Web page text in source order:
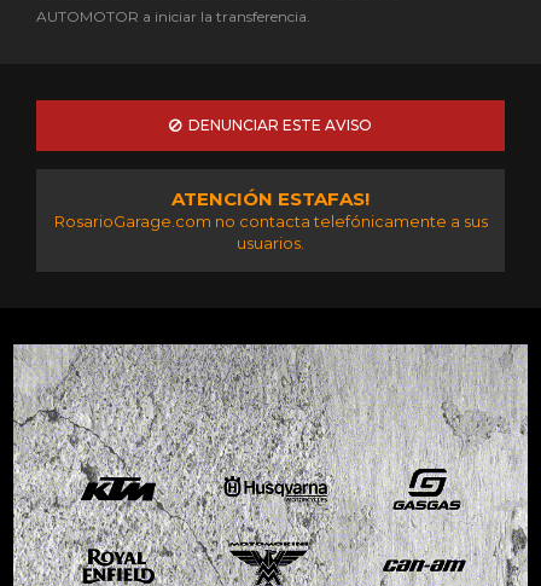
AUTOMOTOR a iniciar la transferencia.
DENUNCIAR ESTE AVISO
ATENCIÓN ESTAFAS!
RosarioGarage.com no contacta telefónicamente a sus
usuarios.